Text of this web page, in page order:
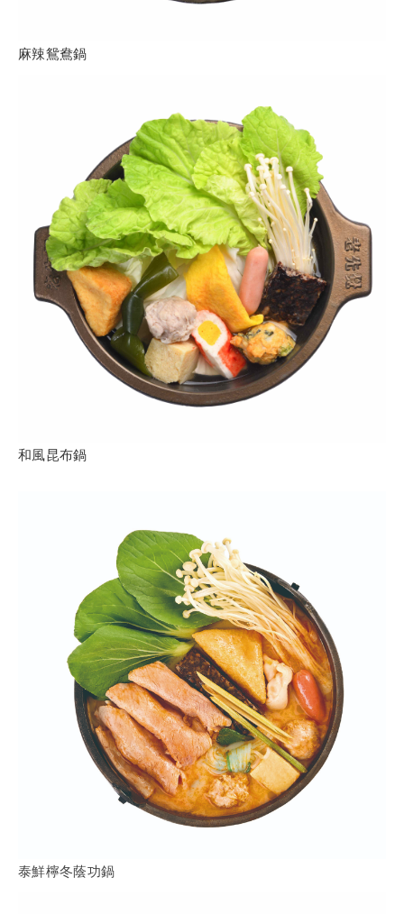
麻辣鴛鴦鍋
和風昆布鍋
泰鮮檸冬蔭功鍋